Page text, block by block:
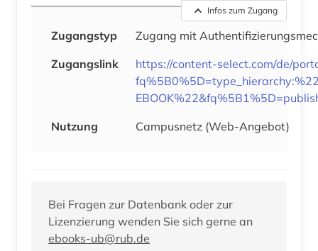
Infos zum Zugang
Zugangstyp
Zugang mit
Zugangslink
https://content-select.com/de/
Nutzung
Campusnetz (Web-Angebot)
Bei Fragen zur Datenbank oder zur
Lizenzierung wenden Sie sich gerne an
ebooks-ub@rub.de